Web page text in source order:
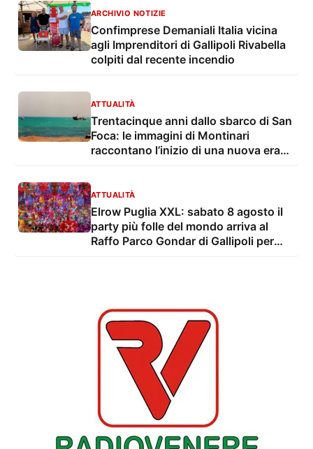
ARCHIVIO NOTIZIE
Confimprese Demaniali Italia vicina
agli Imprenditori di Gallipoli Rivabella
colpiti dal recente incendio
ATTUALITÀ
Trentacinque anni dallo sbarco di San
Foca: le immagini di Montinari
raccontano l’inizio di una nuova era
ATTUALITÀ
Elrow Puglia XXL: sabato 8 agosto il
party più folle del mondo arriva al
Raffo Parco Gondar di Gallipoli per